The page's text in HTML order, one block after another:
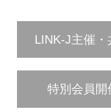
LINK-J主催・
特別会員開